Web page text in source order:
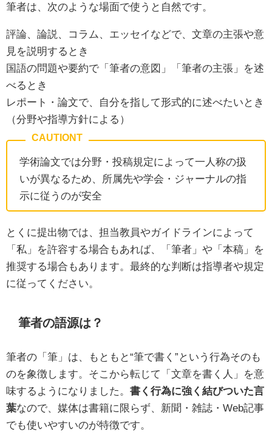
筆者は、次のような場面で使うと自然です。
評論、論説、コラム、エッセイなどで、文章の主張や意
見を説明するとき
国語の問題や要約で「筆者の意図」「筆者の主張」を述
べるとき
レポート・論文で、自分を指して形式的に述べたいとき
（分野や指導方針による）
学術論文では分野・投稿規定によって一人称の扱
いが異なるため、所属先や学会・ジャーナルの指
示に従うのが安全
とくに提出物では、担当教員やガイドラインによって
「私」を許容する場合もあれば、「筆者」や「本稿」を
推奨する場合もあります。最終的な判断は指導者や規定
に従ってください。
筆者の語源は？
筆者の「筆」は、もともと“筆で書く”という行為そのも
のを象徴します。そこから転じて「文章を書く人」を意
味するようになりました。 書く行為に強く結びついた言
葉なので、媒体は書籍に限らず、新聞・雑誌・Web記事
でも使いやすいのが特徴です。